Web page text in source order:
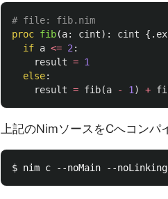
# file: fib.nim
proc fib(a: cint): cint {.
if a <= 2 :
result = 1
else:
result = fib(a - 1 ) +
上記のNimソースをCへコンパ